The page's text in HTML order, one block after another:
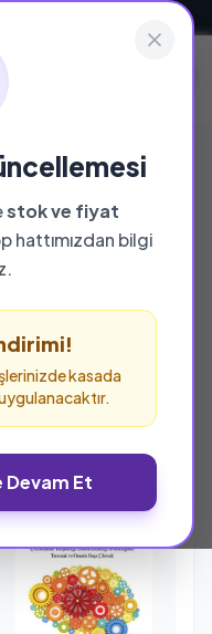
stok ve fiyat
hattımızdan bilgi
kasada
Devam Et
tüm eserleri bu
sipariş